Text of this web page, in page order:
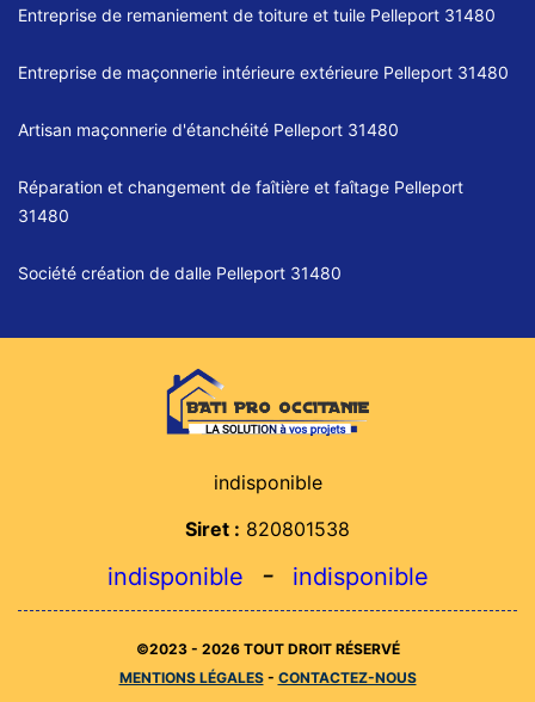
Entreprise de remaniement de toiture et tuile Pelleport 31480
Entreprise de maçonnerie intérieure extérieure Pelleport 31480
Artisan maçonnerie d'étanchéité Pelleport 31480
Réparation et changement de faîtière et faîtage Pelleport
31480
Société création de dalle Pelleport 31480
indisponible
Siret : 820801538
indisponible - indisponible
©2023 - 2026 TOUT DROIT RÉSERVÉ
MENTIONS LÉGALES- CONTACTEZ-NOUS